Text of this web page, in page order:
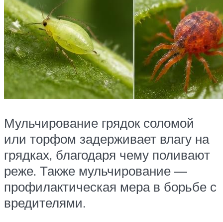
Мульчирование грядок соломой
или торфом задерживает влагу на
грядках, благодаря чему поливают
реже. Также мульчирование —
профилактическая мера в борьбе с
вредителями.